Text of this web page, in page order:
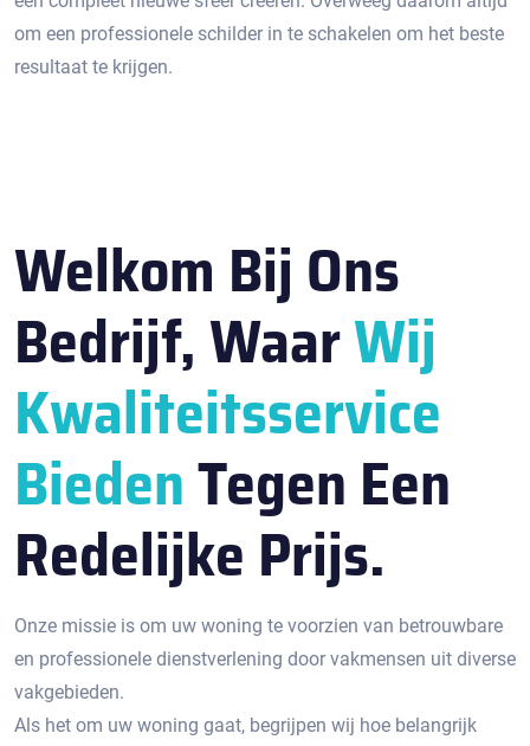
om een professionele schilder in te schakelen om het beste
resultaat te krijgen.​
Welkom Bij Ons
Bedrijf, WaarWij
Kwaliteitsservice
BiedenTegen Een
Redelijke Prijs.
Onze missie is om uw woning te voorzien van betrouwbare
en professionele dienstverlening door vakmensen uit diverse
vakgebieden.
Als het om uw woning gaat, begrijpen wij hoe belangrijk